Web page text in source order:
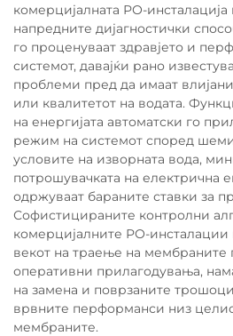
комерцијалната РО-инсталација
напредните дијагностички
го проценуваат здравјето и
системот, давајќи рано
проблеми пред да имаат
или квалитетот на водата.
на енергијата автоматски го
режим на системот според
условите на изворната вода,
потрошувачката на електрична
одржуваат бараните ставки за
Софистицираните контролни
комерцијалните РО-инсталации
векот на траење на мембраните
оперативни прилагодувања,
на замена и поврзаните
врвните перформанси низ
мембраните.